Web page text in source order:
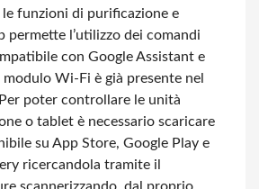
le funzioni di purificazione e
permette l’utilizzo dei comandi
con Google Assistant e
modulo Wi-Fi è già presente nel
poter controllare le unità
o tablet è necessario scaricare
su App Store, Google Play e
ricercandola tramite il